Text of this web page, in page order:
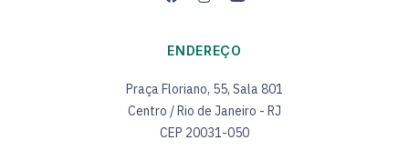
ENDEREÇO
Praça Floriano, 55, Sala 801
Centro / Rio de Janeiro - RJ
CEP 20031-050